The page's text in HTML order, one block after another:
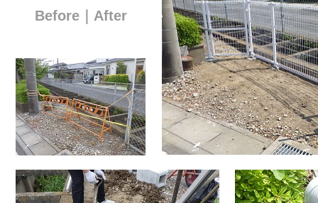
Before｜After